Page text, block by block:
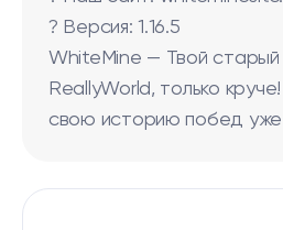
? Версия: 1.16.5
WhiteMine — Твой
ReallyWorld, только
свою историю побед уже